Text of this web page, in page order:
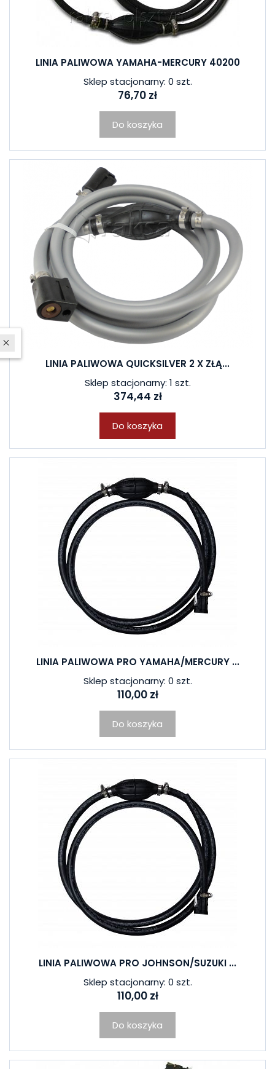
LINIA PALIWOWA YAMAHA-MERCURY 40200
Sklep stacjonarny: 0 szt.
76,70 zł
Do koszyka
LINIA PALIWOWA QUICKSILVER 2 X ZŁĄ...
Sklep stacjonarny: 1 szt.
374,44 zł
Do koszyka
LINIA PALIWOWA PRO YAMAHA/MERCURY ...
Sklep stacjonarny: 0 szt.
110,00 zł
Do koszyka
LINIA PALIWOWA PRO JOHNSON/SUZUKI ...
Sklep stacjonarny: 0 szt.
110,00 zł
Do koszyka
W ostatnich 7 dniach produktem interesuje się